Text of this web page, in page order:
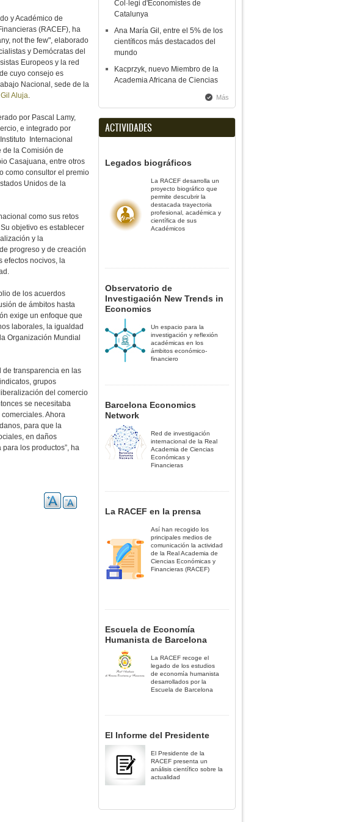
y Académico de
(RACEF), ha
not the few", elaborado
y Demócratas del
Europeos y la red
cuyo consejo es
Nacional, sede de la
Aluja
por Pascal Lamy,
e integrado por
Internacional
de la Comisión de
Casajuana, entre otros
como consultor el premio
Unidos de la
como sus retos
objetivo es establecer
y la
progreso y de creación
efectos nocivos, la
de los acuerdos
de ámbitos hasta
exige un enfoque que
laborales, la igualdad
Organización Mundial
de transparencia en las
grupos
del comercio
se necesitaba
Ahora
para que la
en daños
los productos”, ha
Col·legi d'Economistes de
Catalunya
Ana María Gil, entre el 5% de los
científicos más destacados del
mundo
Kacprzyk, nuevo Miembro de la
Academia Africana de Ciencias
Más
ACTIVIDADES
Legados biográficos
La RACEF desarrolla un
proyecto biográfico que
permite descubrir la
destacada trayectoria
profesional, académica y
científica de sus
Académicos
Observatorio de
Investigación New Trends in
Economics
Un espacio para la
investigación y reflexión
académicas en los
ámbitos económico-
financiero
Barcelona Economics
Network
Red de investigación
internacional de la Real
Academia de Ciencias
Económicas y
Financieras
La RACEF en la prensa
Así han recogido los
principales medios de
comunicación la actividad
de la Real Academia de
Ciencias Económicas y
Financieras (RACEF)
Escuela de Economía
Humanista de Barcelona
La RACEF recoge el
legado de los estudios
de economía humanista
desarrollados por la
Escuela de Barcelona
El Informe del Presidente
El Presidente de la
RACEF presenta un
análisis científico sobre la
actualidad